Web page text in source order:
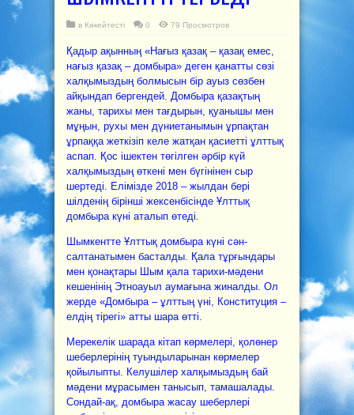
в Көкейтесті 0 79 Просмотров
Қадыр ақынның «Нағыз қазақ – қазақ емес,
нағыз қазақ – домбыра» деген қанатты сөзі
халқымыздың болмысын бір ауыз сөзбен
айқындап бергендей. Домбыра қазақтың
жаны, тарихы мен тағдырын, қуанышы мен
мұңын, рухы мен дүниетанымын ұрпақтан
ұрпаққа жеткізіп келе жатқан қасиетті ұлттық
аспап. Қос ішектен төгілген әрбір күй
халқымыздың өткені мен бүгінінен сыр
шертеді. Елімізде 2018 – жылдан бері
шілденің бірінші жексенбісінде Ұлттық
домбыра күні аталып өтеді.
Шымкентте Ұлттық домбыра күні сән-
салтанатымен басталды. Қала тұрғындары
мен қонақтары Шым қала тарихи-мәдени
кешенінің Этноауыл аумағына жиналды. Ол
жерде «Домбыра – ұлттың үні, Конституция –
елдің тірегі» атты шара өтті.
Мерекелік шарада кітап көрмелері, қолөнер
шеберлерінің туындыларынан көрмелер
қойылыпты. Келушілер халқымыздың бай
мәдени мұрасымен танысып, тамашалады.
Сондай-ақ, домбыра жасау шеберлері